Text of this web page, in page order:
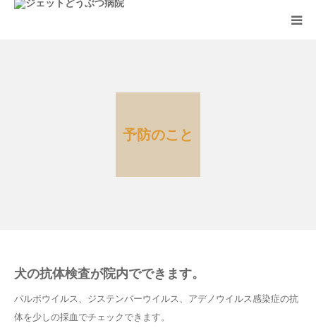
予防のこと
犬の抗体検査が院内でできます。
パルボウイルス、ジステンパーウイルス、アデノウイルス感染症の抗
体を少しの採血でチェックできます。